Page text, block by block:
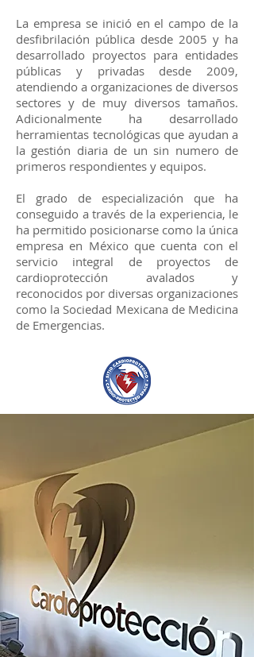
La empresa se inició en el campo de la
desfibrilación pública desde 2005 y ha
desarrollado proyectos para entidades
públicas y privadas desde 2009,
atendiendo a organizaciones de diversos
sectores y de muy diversos tamaños.
Adicionalmente ha desarrollado
herramientas tecnológicas que ayudan a
la gestión diaria de un sin numero de
primeros respondientes y equipos.
El grado de especialización que ha
conseguido a través de la experiencia, le
ha permitido posicionarse como la única
empresa en México que cuenta con el
servicio integral de proyectos de
cardioprotección avalados y
reconocidos por diversas organizaciones
como la Sociedad Mexicana de Medicina
de Emergencias.